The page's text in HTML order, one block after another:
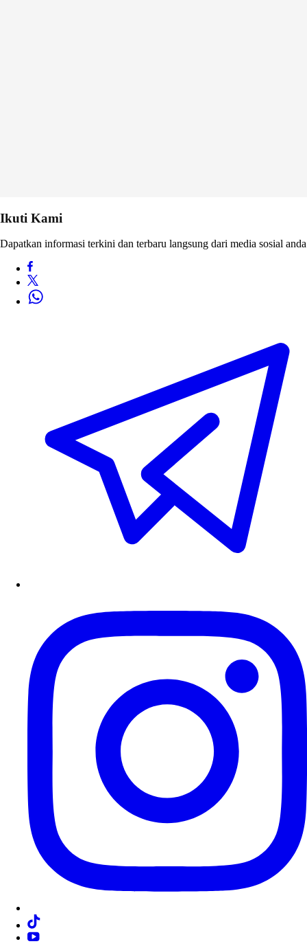
Ikuti Kami
Dapatkan informasi terkini dan terbaru langsung dari media sosial anda